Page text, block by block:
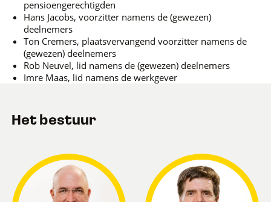
pensioengerechtigden
Hans Jacobs, voorzitter namens de (gewezen)
deelnemers
Ton Cremers, plaatsvervangend voorzitter namens de
(gewezen) deelnemers
Rob Neuvel, lid namens de (gewezen) deelnemers
Imre Maas, lid namens de werkgever
Het bestuur